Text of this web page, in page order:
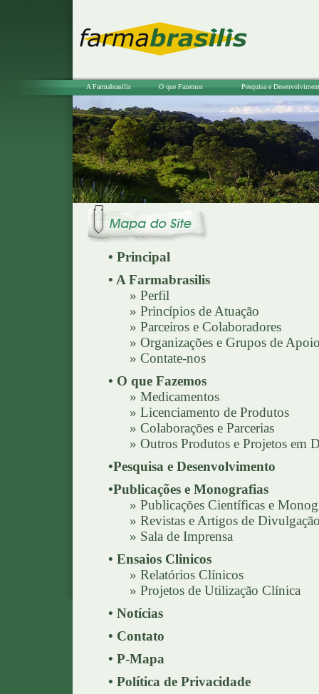
A Farmabrasilis O que Fazemos Pesquisa e
• Principal
• A Farmabrasilis
» Perfil
» Princípios de Atuação
» Parceiros e Colaboradores
» Organizações e Grupos de
» Contate-nos
• O que Fazemos
» Medicamentos
» Licenciamento de Produtos
» Colaborações e Parcerias
» Outros Produtos e Projetos em
•Pesquisa e Desenvolvimento
•Publicações e Monografias
» Publicações Científicas e
» Revistas e Artigos de
» Sala de Imprensa
• Ensaios Clinicos
» Relatórios Clínicos
» Projetos de Utilização Clínica
• Notícias
• Contato
• P-Mapa
• Política de Privacidade